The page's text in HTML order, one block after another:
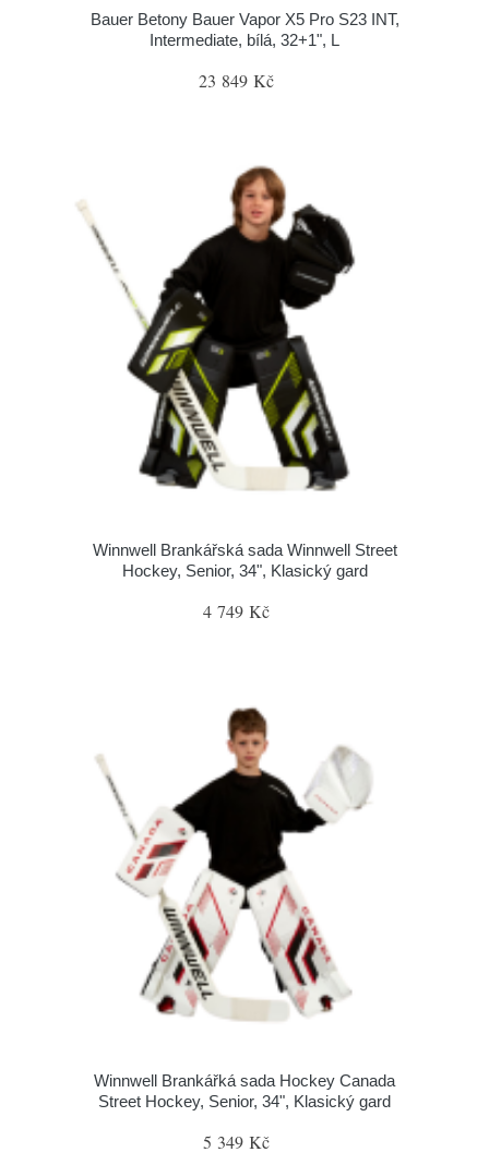
Bauer Betony Bauer Vapor X5 Pro S23 INT,
Intermediate, bílá, 32+1", L
23 849 Kč
Winnwell Brankářská sada Winnwell Street
Hockey, Senior, 34", Klasický gard
4 749 Kč
Winnwell Brankářká sada Hockey Canada
Street Hockey, Senior, 34", Klasický gard
5 349 Kč